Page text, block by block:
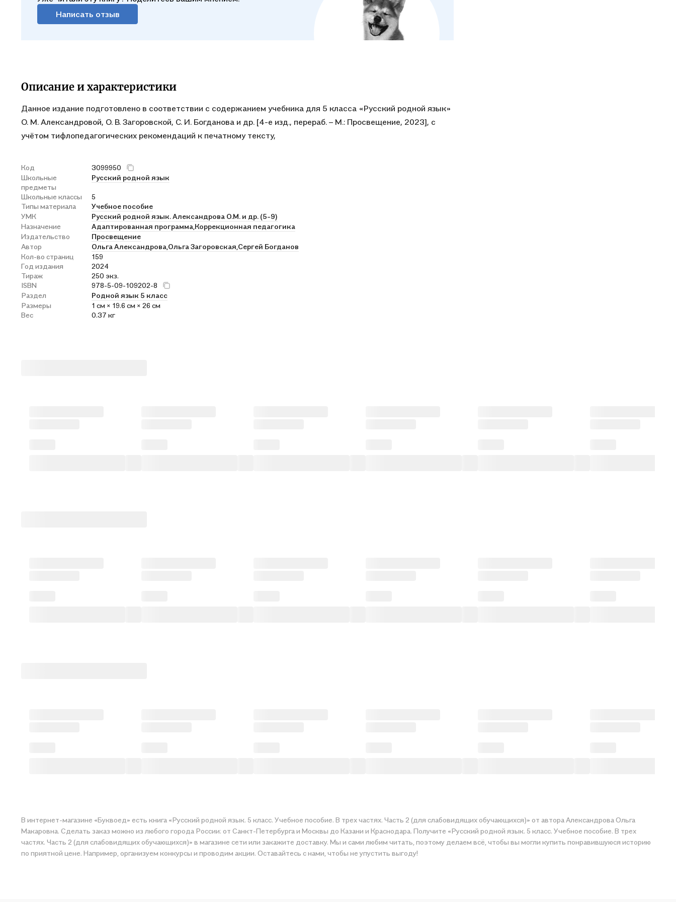
Написать отзыв
Описание и характеристики
Данное издание подготовлено в соответствии с содержанием учебника для 5 класса «Русский родной язык»
О. М. Александровой, О. В. Загоровской, С. И. Богданова и др. [4-е изд., перераб. – М.: Просвещение, 2023], с
учётом тифлопедагогических рекомендаций к печатному тексту,
Код
3099950
Школьные
предметы
Русский родной язык
Школьные классы
5
Типы материала
Учебное пособие
УМК
Русский родной язык. Александрова О.М. и др. (5-9)
Назначение
Адаптированная программа, Коррекционная педагогика
Издательство
Просвещение
Автор
Ольга Александрова, Ольга Загоровская, Сергей Богданов
Кол-во страниц
159
Год издания
2024
Тираж
250 экз.
ISBN
978-5-09-109202-8
Раздел
Родной язык 5 класс
Размеры
1 см × 19.6 см × 26 см
Вес
0.37 кг
В интернет-магазине «Буквоед» есть книга «Русский родной язык. 5 класс. Учебное пособие. В трех частях. Часть 2 (для слабовидящих обучающихся)» от автора Александрова Ольга
Макаровна. Сделать заказ можно из любого города России: от Санкт-Петербурга и Москвы до Казани и Краснодара. Получите «Русский родной язык. 5 класс. Учебное пособие. В трех
частях. Часть 2 (для слабовидящих обучающихся)» в магазине сети или закажите доставку. Мы и сами любим читать, поэтому делаем всё, чтобы вы могли купить понравившуюся историю
по приятной цене. Например, организуем конкурсы и проводим акции. Оставайтесь с нами, чтобы не упустить выгоду!